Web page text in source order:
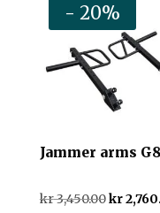
- 20%
Jammer arms
kr3,450.00kr